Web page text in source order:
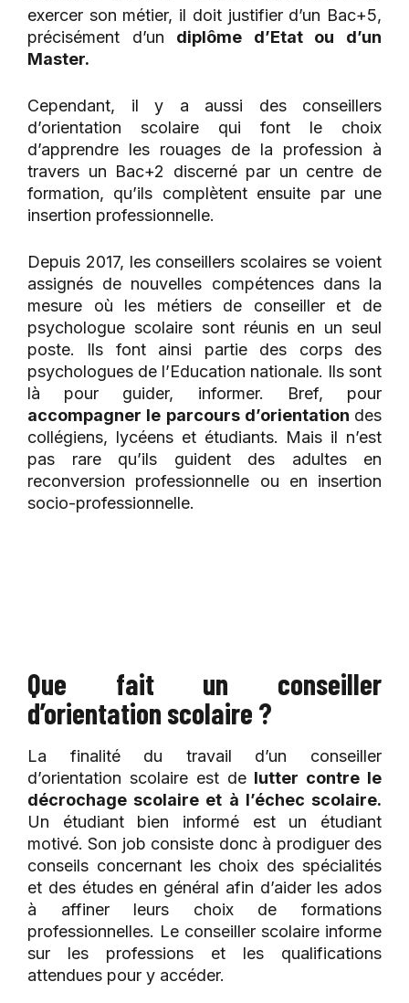
exercer son métier, il doit justifier d’un Bac+5,
précisément d’un diplôme d’Etat ou d’un
Master.
Cependant, il y a aussi des conseillers
d’orientation scolaire qui font le choix
d’apprendre les rouages de la profession à
travers un Bac+2 discerné par un centre de
formation, qu’ils complètent ensuite par une
insertion professionnelle.
Depuis 2017, les conseillers scolaires se voient
assignés de nouvelles compétences dans la
mesure où les métiers de conseiller et de
psychologue scolaire sont réunis en un seul
poste. Ils font ainsi partie des corps des
psychologues de l’Education nationale. Ils sont
là pour guider, informer. Bref, pour
accompagner le parcours d’orientation des
collégiens, lycéens et étudiants. Mais il n’est
pas rare qu’ils guident des adultes en
reconversion professionnelle ou en insertion
socio-professionnelle.
Que fait un conseiller
d’orientation scolaire ?
La finalité du travail d’un conseiller
d’orientation scolaire est de lutter contre le
décrochage scolaire et à l’échec scolaire.
Un étudiant bien informé est un étudiant
motivé. Son job consiste donc à prodiguer des
conseils concernant les choix des spécialités
et des études en général afin d’aider les ados
à affiner leurs choix de formations
professionnelles. Le conseiller scolaire informe
sur les professions et les qualifications
attendues pour y accéder.